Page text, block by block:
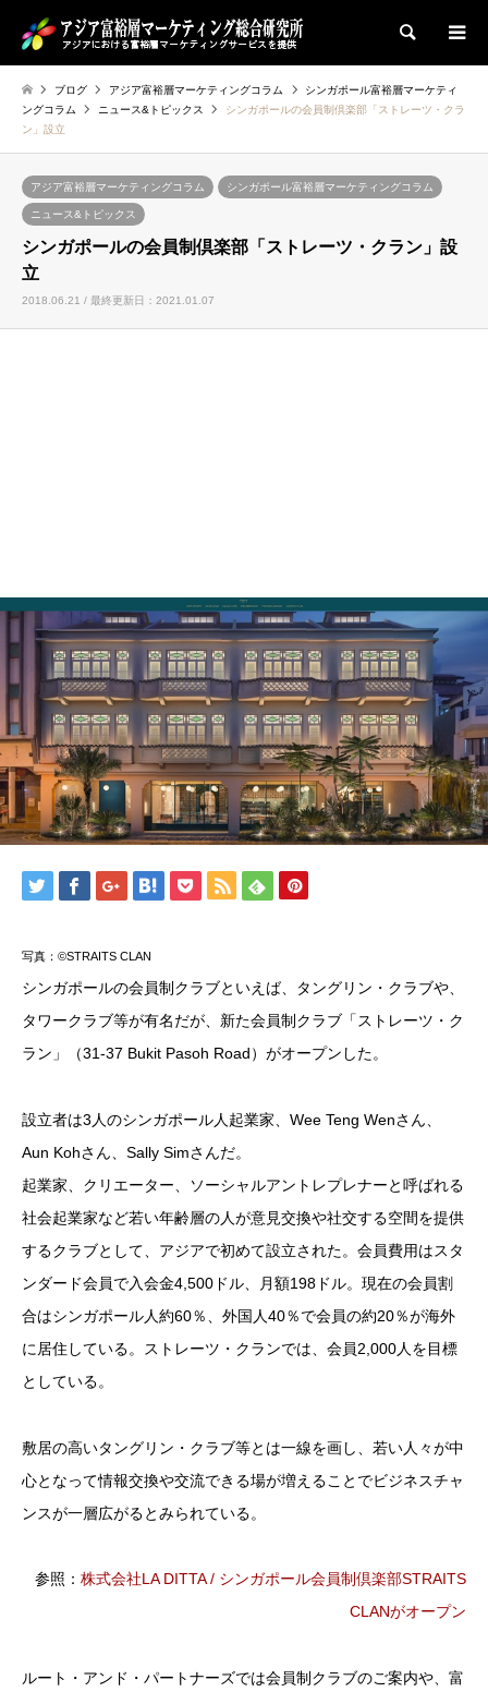
検索
ブログ アジア富裕層マーケティングコラム
シンガポール富裕層マーケティ
ングコラム
ニュース&トピックス
シンガポールの会員制倶楽部「ストレーツ・クラ
ン」設立
アジア富裕層マーケティングコラム シンガポール富裕層マーケティングコラム
ニュース&トピックス
シンガポールの会員制倶楽部「ストレーツ・クラン」設
立
2018.06.21 / 最終更新日：2021.01.07
写真：©STRAITS CLAN
シンガポールの会員制クラブといえば、タングリン・クラブや、
タワークラブ等が有名だが、新た会員制クラブ「ストレーツ・ク
ラン」（31-37 Bukit Pasoh Road）がオープンした。
設立者は3人のシンガポール人起業家、Wee Teng Wenさん、
Aun Kohさん、Sally Simさんだ。
起業家、クリエーター、ソーシャルアントレプレナーと呼ばれる
社会起業家など若い年齢層の人が意見交換や社交する空間を提供
するクラブとして、アジアで初めて設立された。会員費用はスタ
ンダード会員で入会金4,500ドル、月額198ドル。現在の会員割
合はシンガポール人約60％、外国人40％で会員の約20％が海外
に居住している。ストレーツ・クランでは、会員2,000人を目標
としている。
敷居の高いタングリン・クラブ等とは一線を画し、若い人々が中
心となって情報交換や交流できる場が増えることでビジネスチャ
ンスが一層広がるとみられている。
参照： 株式会社LA DITTA / シンガポール会員制倶楽部STRAITS
CLANがオープン
ルート・アンド・パートナーズでは会員制クラブのご案内や、富